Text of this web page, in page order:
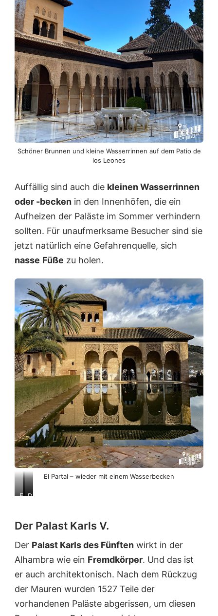
Schöner Brunnen und kleine Wasserrinnen auf dem Patio de
los Leones
Auffällig sind auch die kleinen Wasserrinnen
oder -becken in den Innenhöfen, die ein
Aufheizen der Paläste im Sommer verhindern
sollten. Für unaufmerksame Besucher sind sie
jetzt natürlich eine Gefahrenquelle, sich
nasse Füße zu holen.
El Partal – wieder mit einem Wasserbecken
F
n
s
n
n
n
d
D
a
s
c
h
o
h
D
K
c
e
l
h
a
Der Palast Karls V.
Der Palast Karls des Fünften wirkt in der
Alhambra wie ein Fremdkörper. Und das ist
er auch architektonisch. Nach dem Rückzug
der Mauren wurden 1527 Teile der
vorhandenen Paläste abgerissen, um diesen